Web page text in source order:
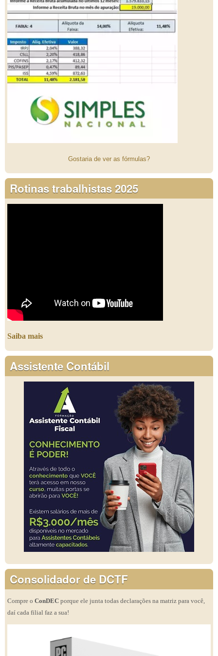
Gostaria de ver as fórmulas?
Rotinas trabalhistas 2025
Saiba mais
Assistente Contábil
Consolidador de DCTF
Compre o ConDEC porque ele junta todas declarações na matriz para você,
daí cada filial faz a sua!